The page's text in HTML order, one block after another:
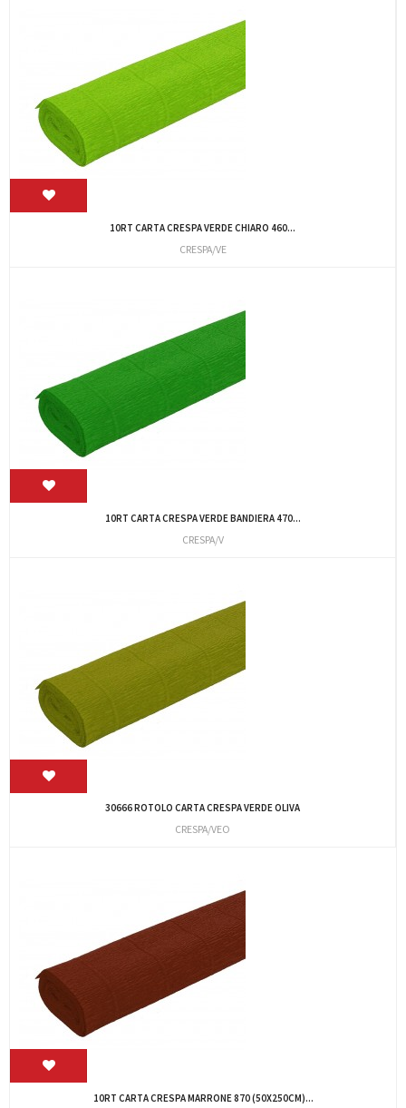
10RT CARTA CRESPA VERDE CHIARO 460...
CRESPA/VE
10RT CARTA CRESPA VERDE BANDIERA 470...
CRESPA/V
30666 ROTOLO CARTA CRESPA VERDE OLIVA
CRESPA/VEO
10RT CARTA CRESPA MARRONE 870 (50X250CM)...